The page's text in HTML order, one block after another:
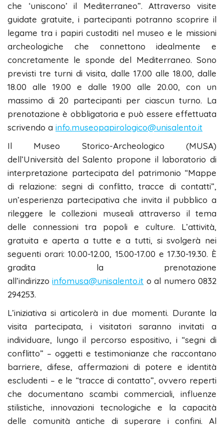
che ‘uniscono’ il Mediterraneo”. Attraverso visite
guidate gratuite, i partecipanti potranno scoprire il
legame tra i papiri custoditi nel museo e le missioni
archeologiche che connettono idealmente e
concretamente le sponde del Mediterraneo. Sono
previsti tre turni di visita, dalle 17.00 alle 18.00, dalle
18.00 alle 19.00 e dalle 19.00 alle 20.00, con un
massimo di 20 partecipanti per ciascun turno. La
prenotazione è obbligatoria e può essere effettuata
scrivendo a info.museopapirologico@unisalento.it
Il Museo Storico-Archeologico (MUSA)
dell’Università del Salento propone il laboratorio di
interpretazione partecipata del patrimonio “Mappe
di relazione: segni di conflitto, tracce di contatti”,
un’esperienza partecipativa che invita il pubblico a
rileggere le collezioni museali attraverso il tema
delle connessioni tra popoli e culture. L’attività,
gratuita e aperta a tutte e a tutti, si svolgerà nei
seguenti orari: 10.00-12.00, 15.00-17.00 e 17.30-19.30. È
gradita la prenotazione
all’indirizzoinfomusa@unisalento.it o al numero 0832
294253.
L’iniziativa si articolerà in due momenti. Durante la
visita partecipata, i visitatori saranno invitati a
individuare, lungo il percorso espositivo, i “segni di
conflitto” – oggetti e testimonianze che raccontano
barriere, difese, affermazioni di potere e identità
escludenti – e le “tracce di contatto”, ovvero reperti
che documentano scambi commerciali, influenze
stilistiche, innovazioni tecnologiche e la capacità
delle comunità antiche di superare i confini. Al